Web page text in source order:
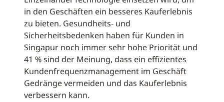
in den Geschäften ein besseres Kauferlebnis
zu bieten. Gesundheits- und
Sicherheitsbedenken haben für Kunden in
Singapur noch immer sehr hohe Priorität und
41 % sind der Meinung, dass ein effizientes
Kundenfrequenzmanagement im Geschäft
Gedränge vermeiden und das Kauferlebnis
verbessern kann.